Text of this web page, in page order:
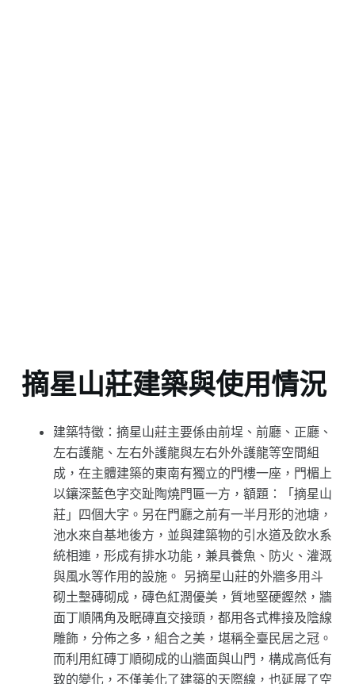
摘星山莊建築與使用情況
建築特徵：摘星山莊主要係由前埕、前廳、正廳、
左右護龍、左右外護龍與左右外外護龍等空間組
成，在主體建築的東南有獨立的門樓一座，門楣上
以鑲深藍色字交趾陶燒門匾一方，額題：「摘星山
莊」四個大字。另在門廳之前有一半月形的池塘，
池水來自基地後方，並與建築物的引水道及飲水系
統相連，形成有排水功能，兼具養魚、防火、灌溉
與風水等作用的設施。 另摘星山莊的外牆多用斗
砌土墼磚砌成，磚色紅潤優美，質地堅硬鏗然，牆
面丁順隅角及眠磚直交接頭，都用各式榫接及陰線
雕飾，分佈之多，組合之美，堪稱全臺民居之冠。
而利用紅磚丁順砌成的山牆面與山門，構成高低有
致的變化，不僅美化了建築的天際線，也延展了空